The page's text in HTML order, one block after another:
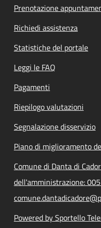
Prenotazione
Richiedi assistenza
Statistiche del portale
Leggi le FAQ
Pagamenti
Riepilogo valutazioni
Segnalazione disservizio
Piano di miglioramento
Comune di Danta di
dell'amministrazione:
Powered by Sportello